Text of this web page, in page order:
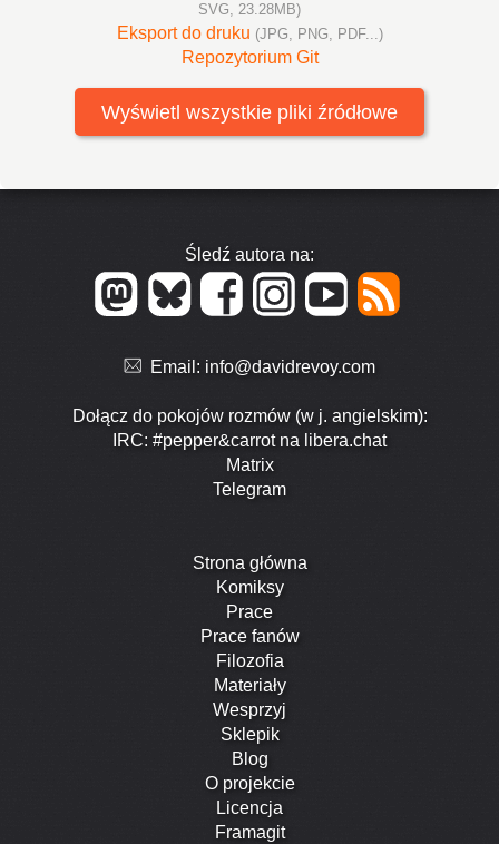
SVG, 23.28MB)
Eksport do druku (JPG, PNG, PDF...)
Repozytorium Git
Wyświetl wszystkie pliki źródłowe
Śledź autora na:
Email: info@davidrevoy.com
Dołącz do pokojów rozmów (w j. angielskim):
IRC: #pepper&carrot na libera.chat
Matrix
Telegram
Strona główna
Komiksy
Prace
Prace fanów
Filozofia
Materiały
Wesprzyj
Sklepik
Blog
O projekcie
Licencja
Framagit